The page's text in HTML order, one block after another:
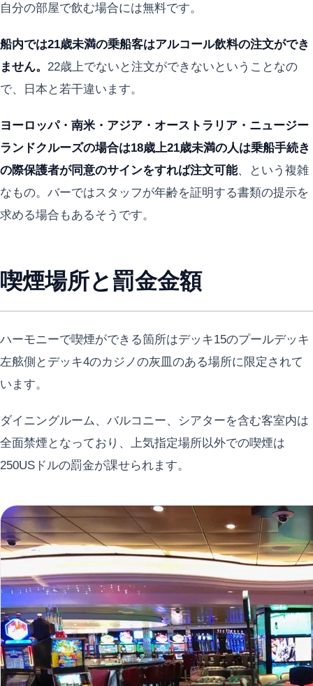
自分の部屋で飲む場合には無料です。
船内では21歳未満の乗船客はアルコール飲料の注文ができ
ません。 22歳上でないと注文ができないということなの
で、日本と若干違います。
ヨーロッパ・南米・アジア・オーストラリア・ニュージー
ランドクルーズの場合は18歳上21歳未満の人は乗船手続き
の際保護者が同意のサインをすれば注文可能、という複雑
なもの。バーではスタッフが年齢を証明する書類の提示を
求める場合もあるそうです。
喫煙場所と罰金金額
ハーモニーで喫煙ができる箇所はデッキ15のプールデッキ
左舷側とデッキ4のカジノの灰皿のある場所に限定されて
います。
ダイニングルーム、バルコニー、シアターを含む客室内は
全面禁煙となっており、上気指定場所以外での喫煙は
250USドルの罰金が課せられます。